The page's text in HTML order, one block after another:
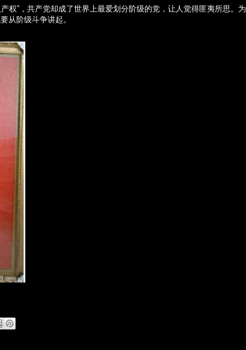
权” ，共产党却成了世界上最爱划分阶级的党，让人觉得匪夷所思。为
从阶级斗争讲起。